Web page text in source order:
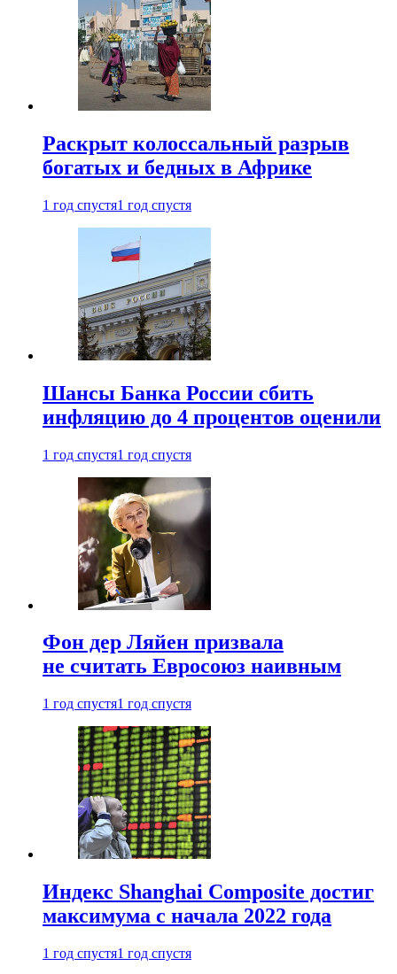
Раскрыт колоссальный разрыв
богатых и бедных в Африке
1 год спустя1 год спустя
Шансы Банка России сбить
инфляцию до 4 процентов оценили
1 год спустя1 год спустя
Фон дер Ляйен призвала
не считать Евросоюз наивным
1 год спустя1 год спустя
Индекс Shanghai Composite достиг
максимума с начала 2022 года
1 год спустя1 год спустя